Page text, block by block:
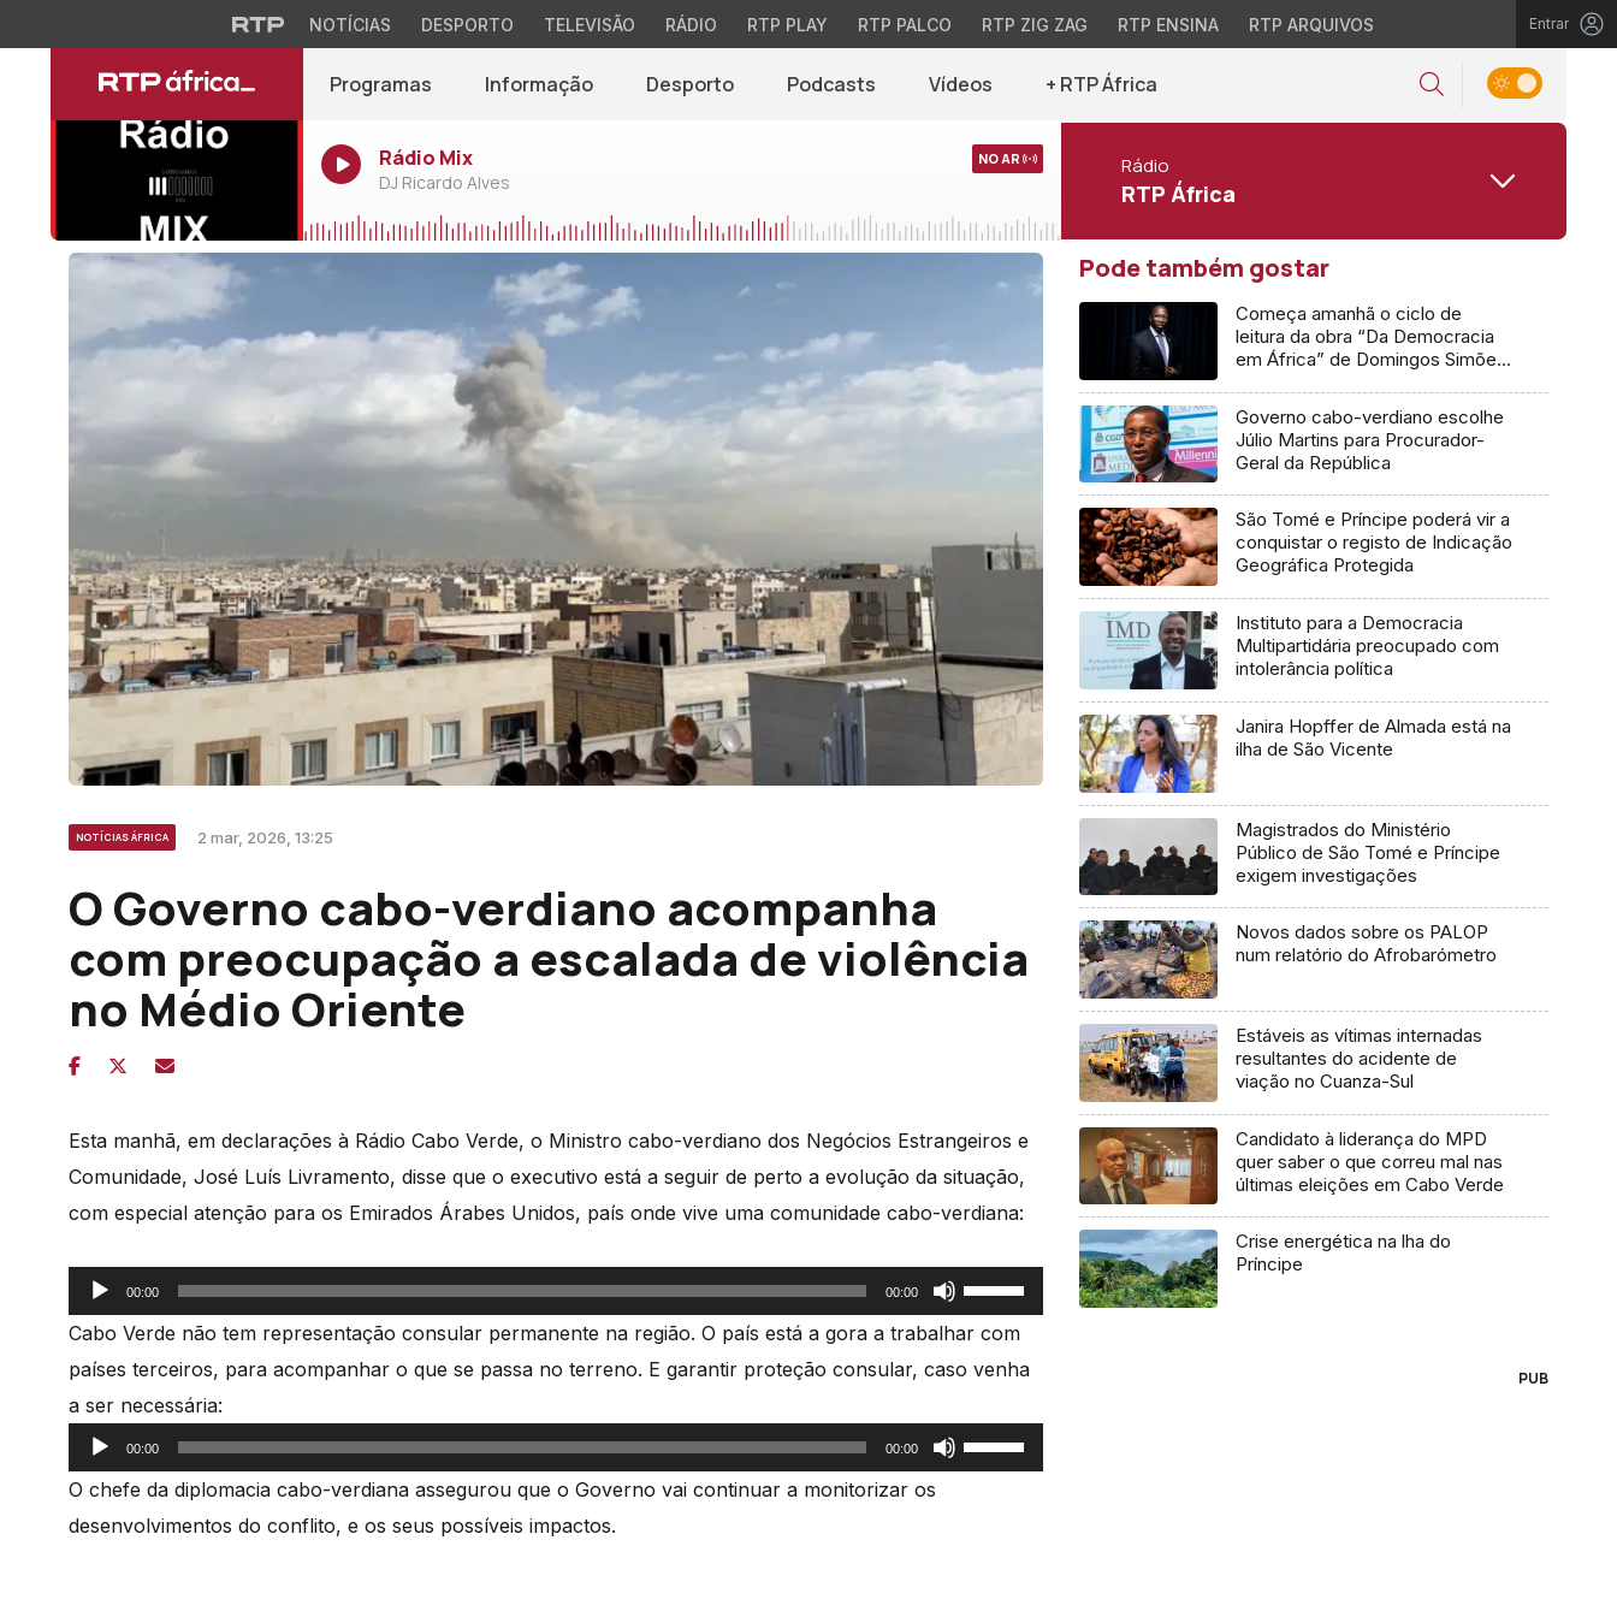
NOTÍCIAS DESPORTO TELEVISÃO RÁDIO RTP PLAY RTP PALCO RTP ZIG ZAG RTP ENSINA RTP ARQUIVOS Entrar
Programas Informação Desporto Podcasts Vídeos + RTP África
Rádio Mix
DJ Ricardo Alves
NO AR Rádio
RTP África
NOTÍCIAS ÁFRICA 2 mar, 2026, 13:25
O Governo cabo-verdiano acompanha
com preocupação a escalada de violência
no Médio Oriente
Esta manhã, em declarações à Rádio Cabo Verde, o Ministro cabo-verdiano dos Negócios Estrangeiros e
Comunidade, José Luís Livramento, disse que o executivo está a seguir de perto a evolução da situação,
com especial atenção para os Emirados Árabes Unidos, país onde vive uma comunidade cabo-verdiana:
Reprodutor
de
áudio
00:00 00:00
Use
as
para
Cabo Verde não tem representação consular permanente na região. O país está a gora a trabalhar com
países terceiros, para acompanhar o que se passa no terreno. E garantir proteção consular, caso venha
a ser necessária:
Reprodutor
de
áudio
00:00 00:00
Use
as
O chefe da diplomacia cabo-verdiana assegurou que o Governo vai continuar a monitorizar os
desenvolvimentos do conflito, e os seus possíveis impactos.
Pode também gostar
Começa amanhã o ciclo de
leitura da obra “Da Democracia
em África” de Domingos Simões
Governo cabo-verdiano escolhe
Júlio Martins para Procurador-
Geral da República
São Tomé e Príncipe poderá vir a
conquistar o registo de Indicação
Geográfica Protegida
Instituto para a Democracia
Multipartidária preocupado com
intolerância política
Janira Hopffer de Almada está na
ilha de São Vicente
Magistrados do Ministério
Público de São Tomé e Príncipe
exigem investigações
Novos dados sobre os PALOP
num relatório do Afrobarómetro
Estáveis as vítimas internadas
resultantes do acidente de
viação no Cuanza-Sul
Candidato à liderança do MPD
quer saber o que correu mal nas
últimas eleições em Cabo Verde
Crise energética na lha do
Príncipe
PUB